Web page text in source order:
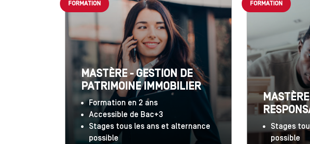
MASTÈRE - GESTION DE
PATRIMOINE IMMOBILIER
Formation en 2 ans
Accessible de Bac+3
Stages tous les ans et alternance
possible
FORMATION
Stages
possible
FORMATION